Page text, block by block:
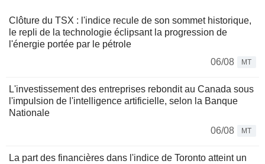
Clôture du TSX : l'indice recule de son sommet historique,
le repli de la technologie éclipsant la progression de
l'énergie portée par le pétrole
06/08
MT
L'investissement des entreprises rebondit au Canada sous
l'impulsion de l'intelligence artificielle, selon la Banque
Nationale
06/08
MT
La part des financières dans l'indice de Toronto atteint un